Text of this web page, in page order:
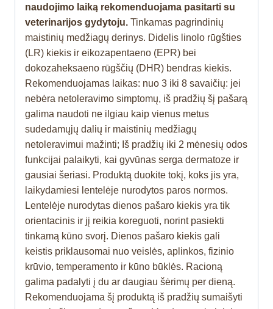
naudojimo laiką rekomenduojama pasitarti su
veterinarijos gydytoju. Tinkamas pagrindinių
maistinių medžiagų derinys. Didelis linolo rūgšties
(LR) kiekis ir eikozapentaeno (EPR) bei
dokozaheksaeno rūgščių (DHR) bendras kiekis.
Rekomenduojamas laikas: nuo 3 iki 8 savaičių: jei
nebėra netoleravimo simptomų, iš pradžių šį pašarą
galima naudoti ne ilgiau kaip vienus metus
sudedamųjų dalių ir maistinių medžiagų
netoleravimui mažinti; Iš pradžių iki 2 mėnesių odos
funkcijai palaikyti, kai gyvūnas serga dermatoze ir
gausiai šeriasi. Produktą duokite tokį, koks jis yra,
laikydamiesi lentelėje nurodytos paros normos.
Lentelėje nurodytas dienos pašaro kiekis yra tik
orientacinis ir jį reikia koreguoti, norint pasiekti
tinkamą kūno svorį. Dienos pašaro kiekis gali
keistis priklausomai nuo veislės, aplinkos, fizinio
krūvio, temperamento ir kūno būklės. Racioną
galima padalyti į du ar daugiau šėrimų per dieną.
Rekomenduojama šį produktą iš pradžių sumaišyti